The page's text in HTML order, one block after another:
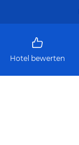
Hotel bewerten